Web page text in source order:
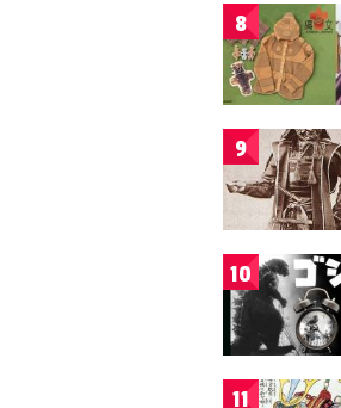
8
9
10
11